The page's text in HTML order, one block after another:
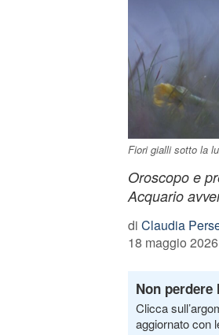
Fiori gialli sotto la
Oroscopo e
Acquario
di Claudia
18 maggio
Non
Clicca
aggiornato con